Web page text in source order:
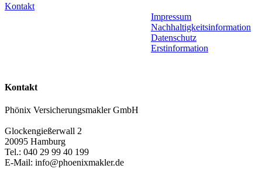
Kontakt
Impressum
Nachhaltigkeitsinformation
Datenschutz
Erstinformation
Kontakt
Phönix Versicherungsmakler GmbH
Glockengießerwall 2
20095 Hamburg
Tel.: 040 29 99 40 199
E-Mail: info@phoenixmakler.de